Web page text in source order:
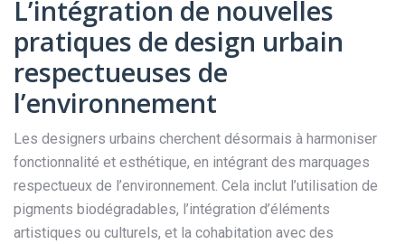
L’intégration de nouvelles
pratiques de design urbain
respectueuses de
l’environnement
Les designers urbains cherchent désormais à harmoniser
fonctionnalité et esthétique, en intégrant des marquages
respectueux de l’environnement. Cela inclut l’utilisation de
pigments biodégradables, l’intégration d’éléments
artistiques ou culturels, et la cohabitation avec des